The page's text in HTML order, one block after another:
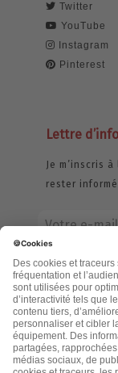
Twitter
YouTube
Instagram
Pinterest
Lettre
Je m’inscris
rester
jamais échangée.